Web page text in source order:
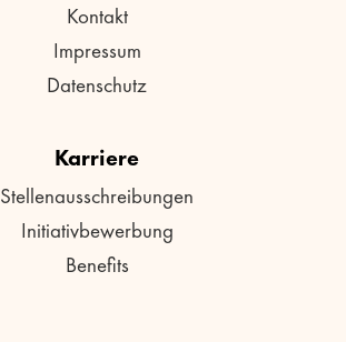
Kontakt
Impressum
Datenschutz
Karriere
Stellenausschreibungen
Initiativbewerbung
Benefits